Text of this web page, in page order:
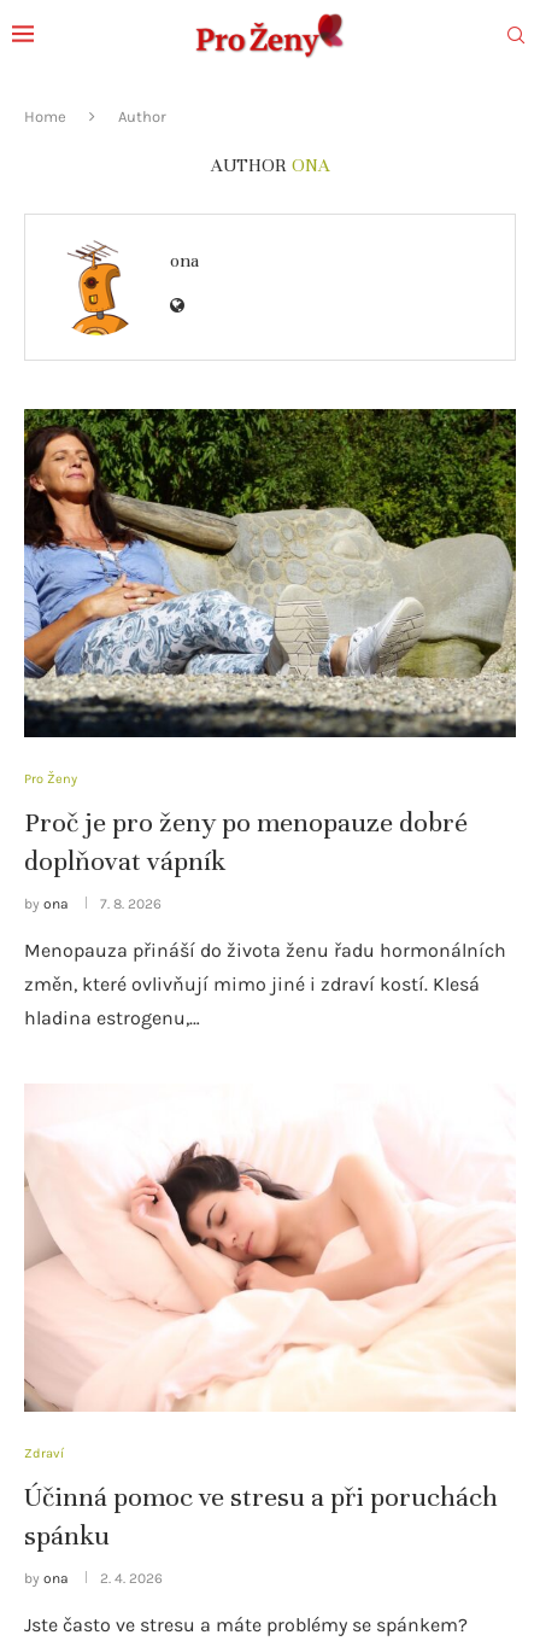
Home Author
AUTHOR ONA
ona
Pro Ženy
Proč je pro ženy po menopauze dobré
doplňovat vápník
by ona 7. 8. 2026
Menopauza přináší do života ženu řadu hormonálních
změn, které ovlivňují mimo jiné i zdraví kostí. Klesá
hladina estrogenu,…
Zdraví
Účinná pomoc ve stresu a při poruchách
spánku
by ona 2. 4. 2026
Jste často ve stresu a máte problémy se spánkem?